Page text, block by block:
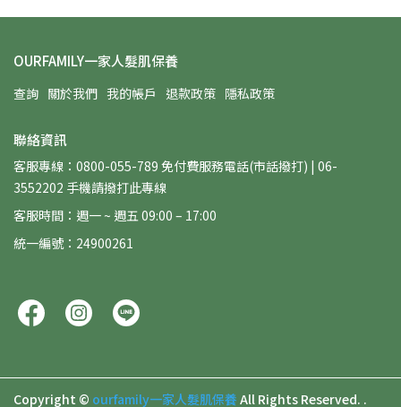
OURFAMILY一家人髮肌保養
查詢 關於我們 我的帳戶 退款政策 隱私政策
聯絡資訊
客服專線：0800-055-789 免付費服務電話(市話撥打) | 06-
3552202 手機請撥打此專線
客服時間：週一 ~ 週五 09:00 – 17:00
統一編號：24900261
Copyright © ourfamily一家人髮肌保養 All Rights Reserved. .